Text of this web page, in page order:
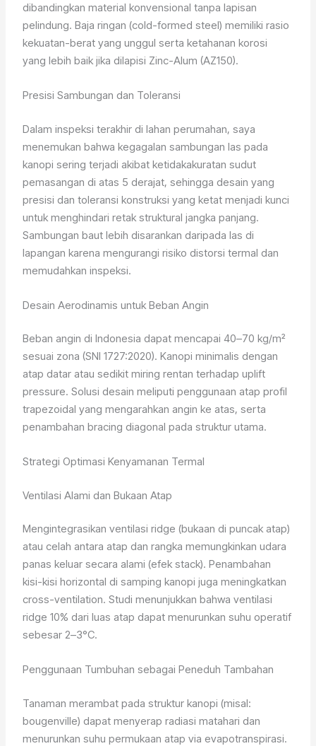
dibandingkan material konvensional tanpa lapisan
pelindung. Baja ringan (cold-formed steel) memiliki rasio
kekuatan-berat yang unggul serta ketahanan korosi
yang lebih baik jika dilapisi Zinc-Alum (AZ150).
Presisi Sambungan dan Toleransi
Dalam inspeksi terakhir di lahan perumahan, saya
menemukan bahwa kegagalan sambungan las pada
kanopi sering terjadi akibat ketidakakuratan sudut
pemasangan di atas 5 derajat, sehingga desain yang
presisi dan toleransi konstruksi yang ketat menjadi kunci
untuk menghindari retak struktural jangka panjang.
Sambungan baut lebih disarankan daripada las di
lapangan karena mengurangi risiko distorsi termal dan
memudahkan inspeksi.
Desain Aerodinamis untuk Beban Angin
Beban angin di Indonesia dapat mencapai 40–70 kg/m²
sesuai zona (SNI 1727:2020). Kanopi minimalis dengan
atap datar atau sedikit miring rentan terhadap uplift
pressure. Solusi desain meliputi penggunaan atap profil
trapezoidal yang mengarahkan angin ke atas, serta
penambahan bracing diagonal pada struktur utama.
Strategi Optimasi Kenyamanan Termal
Ventilasi Alami dan Bukaan Atap
Mengintegrasikan ventilasi ridge (bukaan di puncak atap)
atau celah antara atap dan rangka memungkinkan udara
panas keluar secara alami (efek stack). Penambahan
kisi-kisi horizontal di samping kanopi juga meningkatkan
cross-ventilation. Studi menunjukkan bahwa ventilasi
ridge 10% dari luas atap dapat menurunkan suhu operatif
sebesar 2–3°C.
Penggunaan Tumbuhan sebagai Peneduh Tambahan
Tanaman merambat pada struktur kanopi (misal:
bougenville) dapat menyerap radiasi matahari dan
menurunkan suhu permukaan atap via evapotranspirasi.